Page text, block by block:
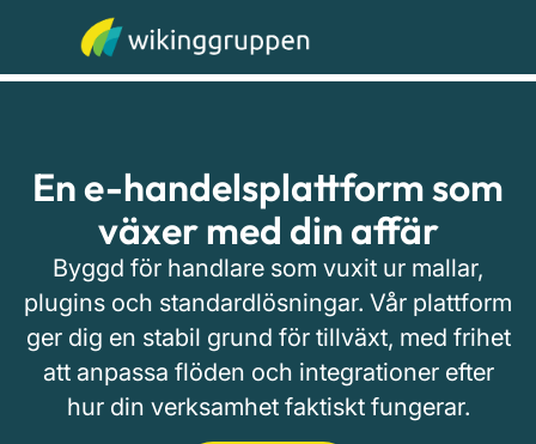
En e-handelsplattform som
växer med din affär
Byggd för handlare som vuxit ur mallar,
plugins och standardlösningar. Vår plattform
ger dig en stabil grund för tillväxt, med frihet
att anpassa flöden och integrationer efter
hur din verksamhet faktiskt fungerar.